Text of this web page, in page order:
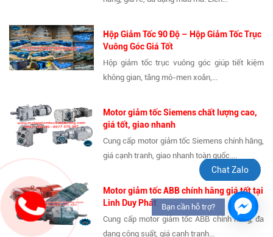
Hộp Giảm Tốc 90 Độ – Hộp Giảm Tốc Trục
Vuông Góc Giá Tốt
Hộp giảm tốc trục vuông góc giúp tiết kiệm
không gian, tăng mô-men xoắn,...
Motor giảm tốc Siemens chất lượng cao,
giá tốt, giao nhanh
Cung cấp motor giảm tốc Siemens chính hãng,
giá cạnh tranh, giao nhanh toàn quốc....
Motor giảm tốc ABB chính hãng giá tốt tại
Linh Duy Phát
Cung cấp motor giảm tốc ABB chính hãng, đa
dạng công suất, giá cạnh tranh...
Chat Zalo
Bạn cần hỗ trợ?